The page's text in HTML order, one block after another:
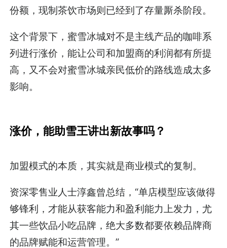
份额，现制茶饮市场则已经到了存量厮杀阶段。
这个背景下，蜜雪冰城对不是主线产品的咖啡系
列进行涨价，能让公司和加盟商的利润都有所提
高，又不会对蜜雪冰城亲民低价的路线造成太多
影响。
涨价，能助雪王讲出新故事吗？
加盟模式的本质，其实就是商业模式的复制。
资深零售业人士淳鑫曾总结，“单店模型应该做得
够锋利，才能从获客能力和盈利能力上发力，尤
其一些饮品小吃品牌，绝大多数都要依赖品牌商
的品牌赋能和运营管理。”